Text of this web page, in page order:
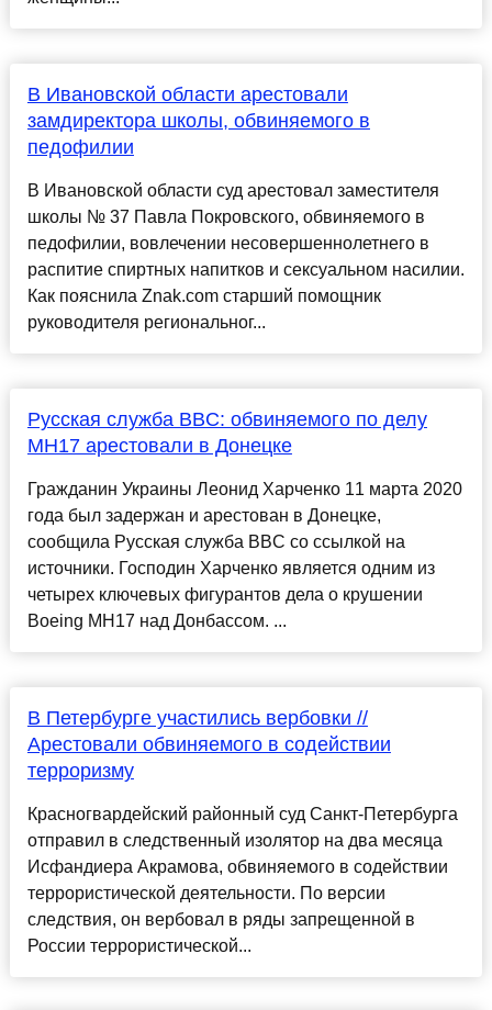
В Ивановской области арестовали
замдиректора школы, обвиняемого в
педофилии
В Ивановской области суд арестовал заместителя
школы № 37 Павла Покровского, обвиняемого в
педофилии, вовлечении несовершеннолетнего в
распитие спиртных напитков и сексуальном насилии.
Как пояснила Znak.com старший помощник
руководителя региональног...
Русская служба BBC: обвиняемого по делу
MH17 арестовали в Донецке
Гражданин Украины Леонид Харченко 11 марта 2020
года был задержан и арестован в Донецке,
сообщила Русская служба BBC со ссылкой на
источники. Господин Харченко является одним из
четырех ключевых фигурантов дела о крушении
Boeing MH17 над Донбассом. ...
В Петербурге участились вербовки //
Арестовали обвиняемого в содействии
терроризму
Красногвардейский районный суд Санкт-Петербурга
отправил в следственный изолятор на два месяца
Исфандиера Акрамова, обвиняемого в содействии
террористической деятельности. По версии
следствия, он вербовал в ряды запрещенной в
России террористической...